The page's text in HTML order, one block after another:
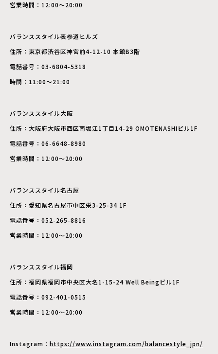
営業時間：12:00～20:00
バランススタイル表参道ヒルズ
住所：東京都渋谷区神宮前4-12-10 本館B3階
電話番号：03-6804-5318
時間：11:00～21:00
バランススタイル大阪
住所：大阪府大阪市西区南堀江1丁目14-29 OMOTENASHIビル1F
電話番号：06-6648-8980
営業時間：12:00～20:00
バランススタイル名古屋
住所：愛知県名古屋市中区栄3-25-34 1F
電話番号：052-265-8816
営業時間：12:00～20:00
バランススタイル福岡
住所：福岡県福岡市中央区大名1-15-24 Well Beingビル1F
電話番号：092-401-0515
営業時間：12:00～20:00
Instagram： https://www.instagram.com/balancestyle_jpn/